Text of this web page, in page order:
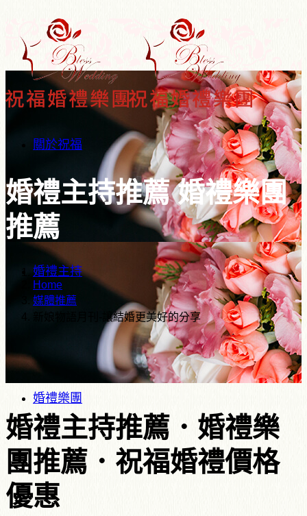
關於祝福
婚禮主持
婚禮樂團
婚禮主持推薦 婚禮樂團
推薦
Home
媒體推薦
新娘物語月刊-讓結婚更美好的分享
婚禮主持推薦．婚禮樂
團推薦．祝福婚禮價格
優惠